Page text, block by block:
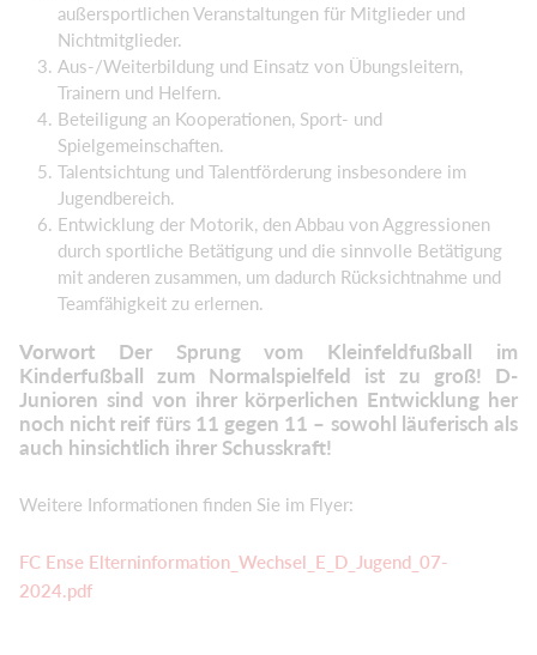
außersportlichen Veranstaltungen für Mitglieder und
Nichtmitglieder.
Aus-/Weiterbildung und Einsatz von Übungsleitern,
Trainern und Helfern.
Beteiligung an Kooperationen, Sport- und
Spielgemeinschaften.
Talentsichtung und Talentförderung insbesondere im
Jugendbereich.
Entwicklung der Motorik, den Abbau von Aggressionen
durch sportliche Betätigung und die sinnvolle Betätigung
mit anderen zusammen, um dadurch Rücksichtnahme und
Teamfähigkeit zu erlernen.
Vorwort Der Sprung vom Kleinfeldfußball im
Kinderfußball zum Normalspielfeld ist zu groß! D-
Junioren sind von ihrer körperlichen Entwicklung her
noch nicht reif fürs 11 gegen 11 – sowohl läuferisch als
auch hinsichtlich ihrer Schusskraft!
Weitere Informationen finden Sie im Flyer:
FC Ense Elterninformation_Wechsel_E_D_Jugend_07-
2024.pdf